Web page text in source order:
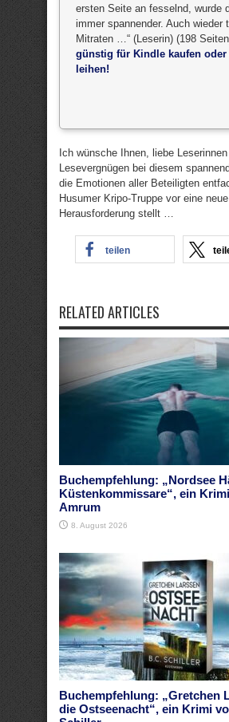
ersten Seite an fesselnd, wurde
immer spannender. Auch wieder
Mitraten …“ (Leserin) (198
günstig für Kindle kaufen
leihen!
Ich wünsche Ihnen, liebe
Lesevergnügen bei diesem
die Emotionen aller Beteiligten
Husumer Kripo-Truppe vor eine neue
Herausforderung stellt …
teilen
RELATED ARTICLES
Buchempfehlung: „Nordsee
Küstenkommissare“, ein
Amrum
8. August 2026
Buchempfehlung: „Gretchen
die Ostseenacht“, ein Krimi